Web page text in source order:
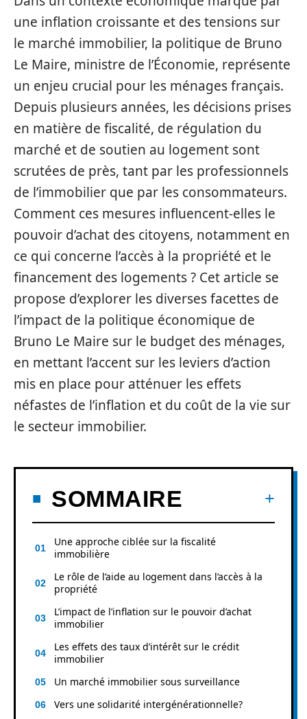
une inflation croissante et des tensions sur
le marché immobilier, la politique de Bruno
Le Maire, ministre de l’Économie, représente
un enjeu crucial pour les ménages français.
Depuis plusieurs années, les décisions prises
en matière de fiscalité, de régulation du
marché et de soutien au logement sont
scrutées de près, tant par les professionnels
de l’immobilier que par les consommateurs.
Comment ces mesures influencent-elles le
pouvoir d’achat des citoyens, notamment en
ce qui concerne l’accès à la propriété et le
financement des logements ? Cet article se
propose d’explorer les diverses facettes de
l’impact de la politique économique de
Bruno Le Maire sur le budget des ménages,
en mettant l’accent sur les leviers d’action
mis en place pour atténuer les effets
néfastes de l’inflation et du coût de la vie sur
le secteur immobilier.
SOMMAIRE
Une approche ciblée sur la fiscalité
immobilière
Le rôle de l’aide au logement dans l’accès à la
propriété
L’impact de l’inflation sur le pouvoir d’achat
immobilier
Les effets des taux d’intérêt sur le crédit
immobilier
Un marché immobilier sous surveillance
Vers une solidarité intergénérationnelle?